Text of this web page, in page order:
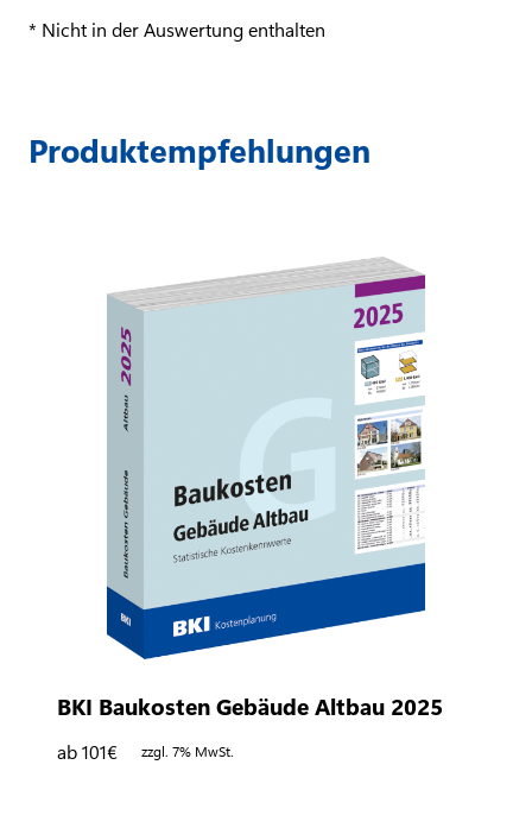
* Nicht in der Auswertung enthalten
Produktempfehlungen
BKI Baukosten Gebäude Altbau 2025
ab 101€ zzgl. 7% MwSt.